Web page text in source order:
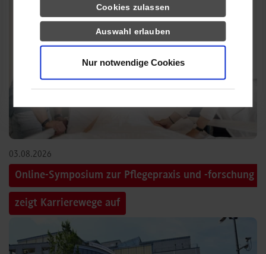
Cookies zulassen
Auswahl erlauben
Nur notwendige Cookies
03.08.2026
Online-Symposium zur Pflegepraxis und -forschung
zeigt Karrierewege auf